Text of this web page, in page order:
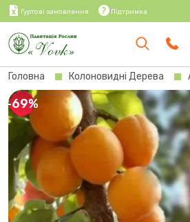
Гуртові замовлення Підтримка
Головна Колоновидні Дерева
-69%